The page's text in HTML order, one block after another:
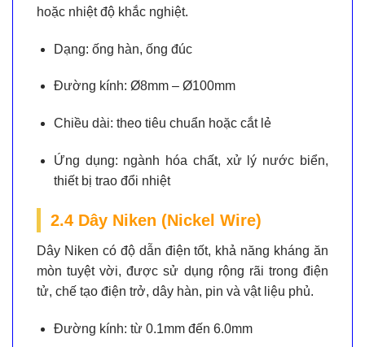
hoặc nhiệt độ khắc nghiệt.
Dạng: ống hàn, ống đúc
Đường kính: Ø8mm – Ø100mm
Chiều dài: theo tiêu chuẩn hoặc cắt lẻ
Ứng dụng: ngành hóa chất, xử lý nước biển,
thiết bị trao đổi nhiệt
2.4 Dây Niken (Nickel Wire)
Dây Niken có độ dẫn điện tốt, khả năng kháng ăn
mòn tuyệt vời, được sử dụng rộng rãi trong điện
tử, chế tạo điện trở, dây hàn, pin và vật liệu phủ.
Đường kính: từ 0.1mm đến 6.0mm